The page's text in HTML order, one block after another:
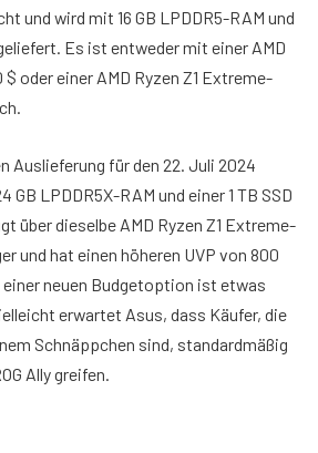
und wird mit 16 GB LPDDR5-RAM und
Es ist entweder mit einer AMD
$ oder einer AMD Ryzen Z1 Extreme-
Auslieferung für den 22. Juli 2024
LPDDR5X-RAM und einer 1 TB SSD
über dieselbe AMD Ryzen Z1 Extreme-
und hat einen höheren UVP von 800
einer neuen Budgetoption ist etwas
erwartet Asus, dass Käufer, die
Schnäppchen sind, standardmäßig
Ally greifen.